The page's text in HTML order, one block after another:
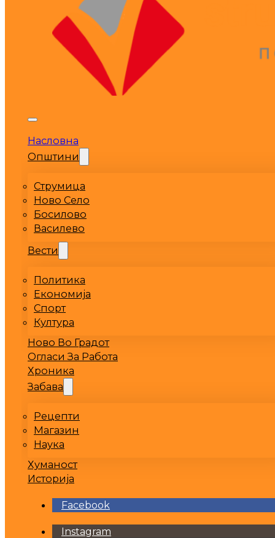
Насловна
Општини
Струмица
Ново Село
Босилово
Василево
Вести
Политика
Економија
Спорт
Култура
Ново Во Градот
Огласи За Работа
Хроника
Забава
Рецепти
Магазин
Наука
Хуманост
Историја
Facebook
Instagram